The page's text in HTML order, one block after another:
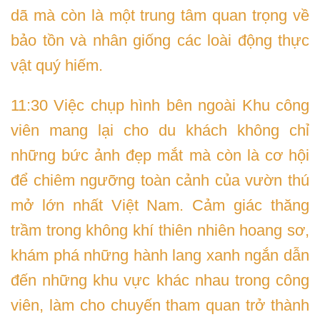
dã mà còn là một trung tâm quan trọng về
bảo tồn và nhân giống các loài động thực
vật quý hiếm.
11:30 Việc chụp hình bên ngoài Khu công
viên mang lại cho du khách không chỉ
những bức ảnh đẹp mắt mà còn là cơ hội
để chiêm ngưỡng toàn cảnh của vườn thú
mở lớn nhất Việt Nam. Cảm giác thăng
trầm trong không khí thiên nhiên hoang sơ,
khám phá những hành lang xanh ngắn dẫn
đến những khu vực khác nhau trong công
viên, làm cho chuyến tham quan trở thành